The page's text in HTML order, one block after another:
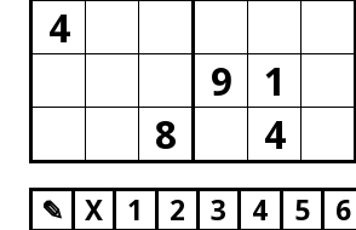
4
9
1
8
4
✎ X 1 2 3 4 5 6